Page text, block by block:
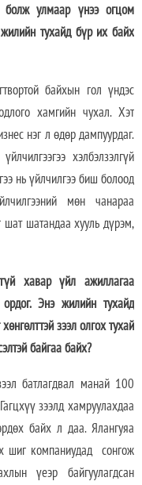
улмаар үнээ огцом
тухайд бүр их байх
байхын гол үндэс
хамгийн чухал. Хэт
нэг л өдөр дампуурдаг.
хэлбэлзэлгүй
нь үйлчилгээ биш болоод
мөн чанараа
шат шатандаа хууль дүрэм,
хавар үйл ажиллагаа
Энэ жилийн тухайд
зээл олгох тухай
байгаа байх?
батлагдвал манай 100
зээлд хамруулахдаа
байх л даа. Ялангуяа
шиг компаниудад сонгож
үеэр байгуулагдсан